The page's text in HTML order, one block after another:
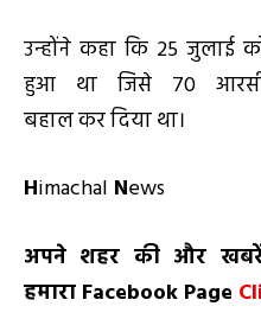
उन्होंने कहा कि 25 जुलाई
हुआ था जिसे 70
बहाल कर दिया था।
Himachal News
अपने शहर की और
हमारा Facebook Page